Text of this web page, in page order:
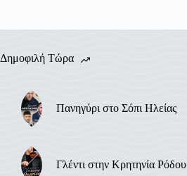
Δημοφιλή Τώρα
Πανηγύρι στο Σόπι Ηλείας
Γλέντι στην Κρητηνία Ρόδου